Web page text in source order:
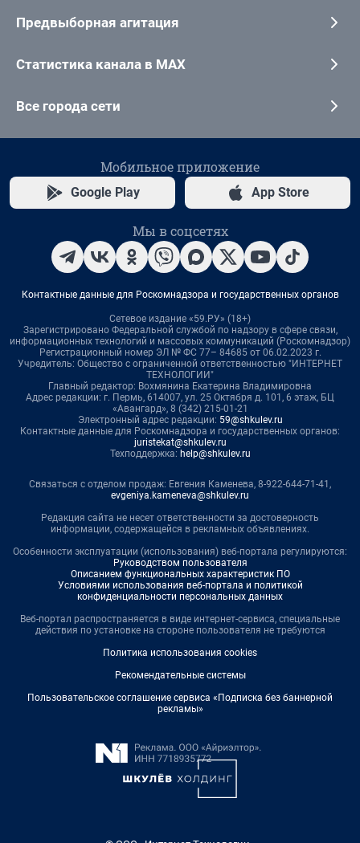
Предвыборная агитация
Статистика канала в MAX
Все города сети
Мобильное приложение
Google Play App Store
Мы в соцсетях
Контактные данные для Роскомнадзора и государственных органов
Сетевое издание «59.РУ» (18+)
Зарегистрировано Федеральной службой по надзору в сфере связи,
информационных технологий и массовых коммуникаций (Роскомнадзор)
Регистрационный номер ЭЛ № ФС 77– 84685 от 06.02.2023 г.
Учредитель: Общество с ограниченной ответственностью "ИНТЕРНЕТ
ТЕХНОЛОГИИ"
Главный редактор: Вохмянина Екатерина Владимировна
Адрес редакции: г. Пермь, 614007, ул. 25 Октября д. 101, 6 этаж, БЦ
«Авангард», 8 (342) 215-01-21
Электронный адрес редакции: 59@shkulev.ru
Контактные данные для Роскомнадзора и государственных органов:
juristekat@shkulev.ru
Техподдержка: help@shkulev.ru
Связаться с отделом продаж: Евгения Каменева, 8-922-644-71-41,
evgeniya.kameneva@shkulev.ru
Редакция сайта не несет ответственности за достоверность
информации, содержащейся в рекламных объявлениях.
Особенности эксплуатации (использования) веб-портала регулируются:
Руководством пользователя
Описанием функциональных характеристик ПО
Условиями использования веб-портала и политикой
конфиденциальности персональных данных
Веб-портал распространяется в виде интернет-сервиса, специальные
действия по установке на стороне пользователя не требуются
Политика использования cookies
Рекомендательные системы
Пользовательское соглашение сервиса «Подписка без баннерной
рекламы»